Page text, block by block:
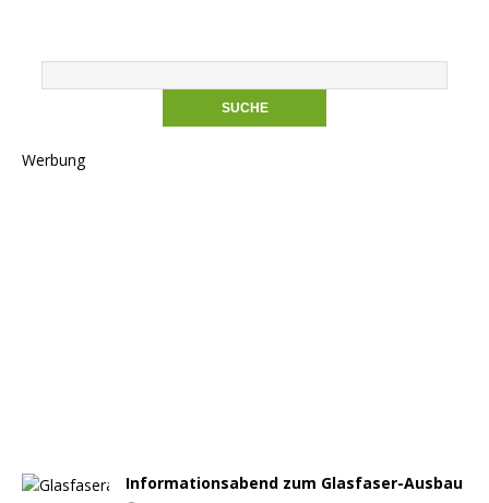
Werbung
Informationsabend zum Glasfaser-Ausbau